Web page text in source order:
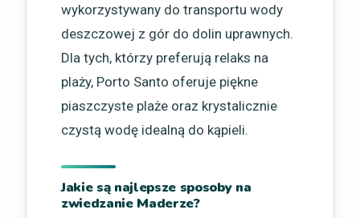
wykorzystywany do transportu wody
deszczowej z gór do dolin uprawnych.
Dla tych, którzy preferują relaks na
plaży, Porto Santo oferuje piękne
piaszczyste plaże oraz krystalicznie
czystą wodę idealną do kąpieli.
Jakie są najlepsze sposoby na
zwiedzanie Maderze?